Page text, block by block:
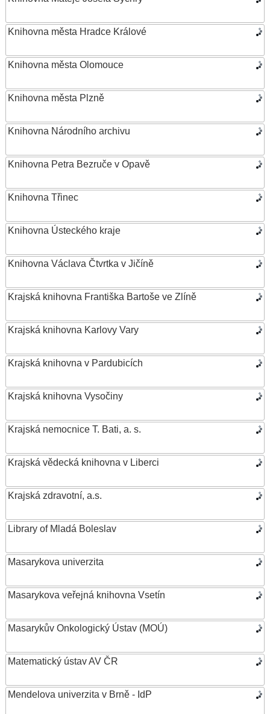
Knihovna města Hradce Králové
Knihovna města Olomouce
Knihovna města Plzně
Knihovna Národního archivu
Knihovna Petra Bezruče v Opavě
Knihovna Třinec
Knihovna Ústeckého kraje
Knihovna Václava Čtvrtka v Jičíně
Krajská knihovna Františka Bartoše ve Zlíně
Krajská knihovna Karlovy Vary
Krajská knihovna v Pardubicích
Krajská knihovna Vysočiny
Krajská nemocnice T. Bati, a. s.
Krajská vědecká knihovna v Liberci
Krajská zdravotní, a.s.
Library of Mladá Boleslav
Masarykova univerzita
Masarykova veřejná knihovna Vsetín
Masarykův Onkologický Ústav (MOÚ)
Matematický ústav AV ČR
Mendelova univerzita v Brně - IdP